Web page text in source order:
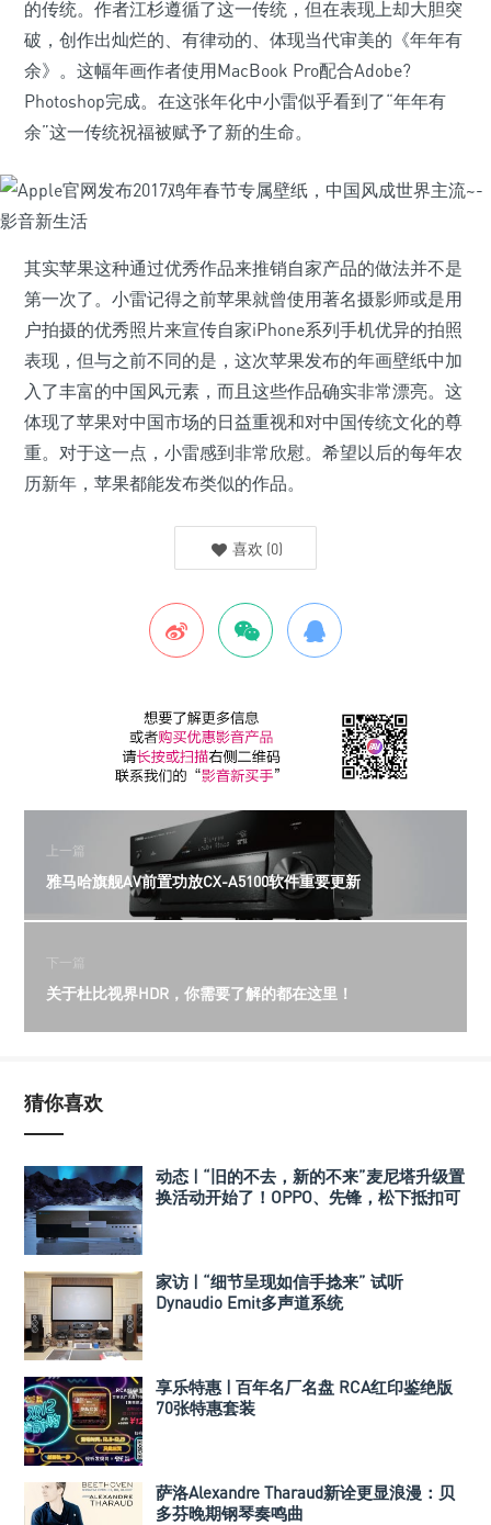
的传统。作者江杉遵循了这一传统，但在表现上却大胆突
破，创作出灿烂的、有律动的、体现当代审美的《年年有
余》。这幅年画作者使用MacBook Pro配合Adobe?
Photoshop完成。在这张年化中小雷似乎看到了“年年有
余”这一传统祝福被赋予了新的生命。
其实苹果这种通过优秀作品来推销自家产品的做法并不是
第一次了。小雷记得之前苹果就曾使用著名摄影师或是用
户拍摄的优秀照片来宣传自家iPhone系列手机优异的拍照
表现，但与之前不同的是，这次苹果发布的年画壁纸中加
入了丰富的中国风元素，而且这些作品确实非常漂亮。这
体现了苹果对中国市场的日益重视和对中国传统文化的尊
重。对于这一点，小雷感到非常欣慰。希望以后的每年农
历新年，苹果都能发布类似的作品。
喜欢 (0)
上一篇
雅马哈旗舰AV前置功放CX-A5100软件重要更新
下一篇
关于杜比视界HDR，你需要了解的都在这里！
猜你喜欢
动态 | “旧的不去，新的不来”麦尼塔升级置
换活动开始了！OPPO、先锋，松下抵扣可
家访 | “细节呈现如信手捻来” 试听
Dynaudio Emit多声道系统
享乐特惠 | 百年名厂名盘 RCA红印鉴绝版
70张特惠套装
萨洛Alexandre Tharaud新诠更显浪漫：贝
多芬晚期钢琴奏鸣曲